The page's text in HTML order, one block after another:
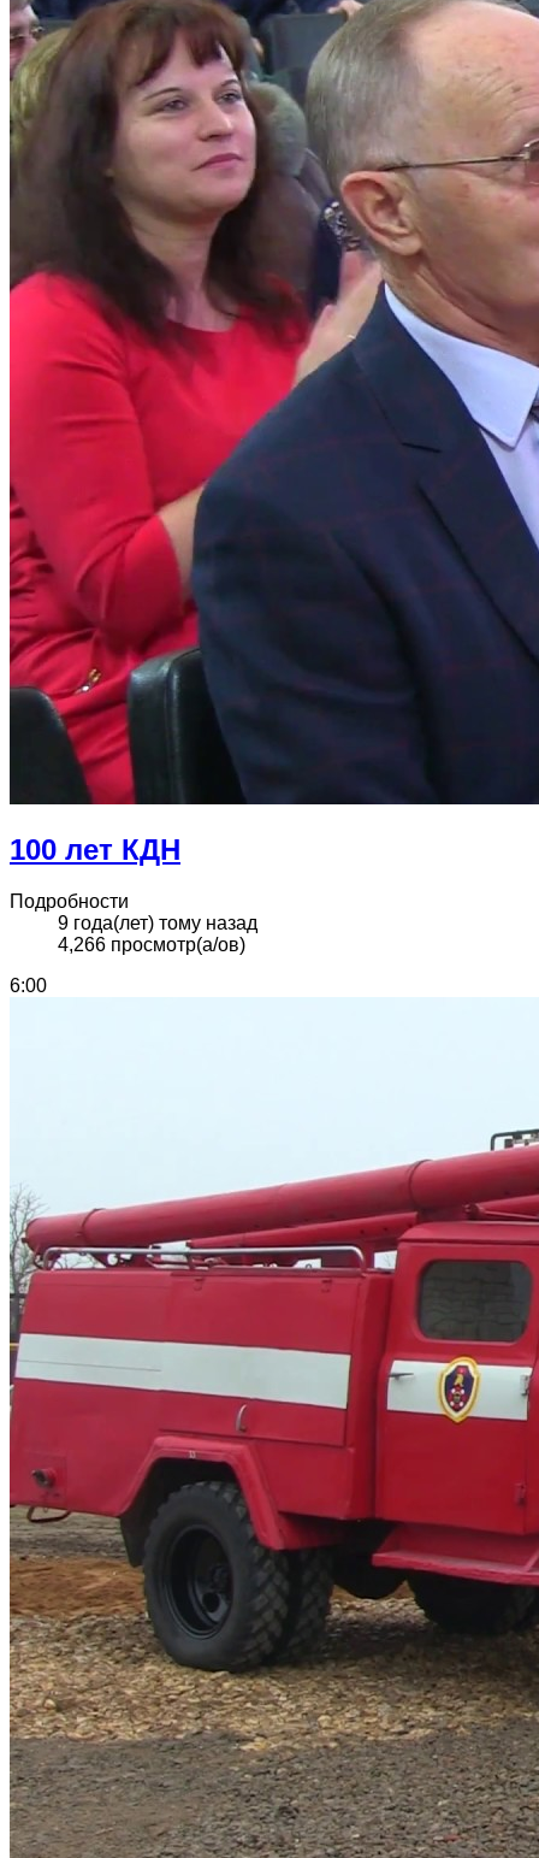
100 лет КДН
Подробности
9 года(лет) тому назад
4,266 просмотр(а/ов)
6:00